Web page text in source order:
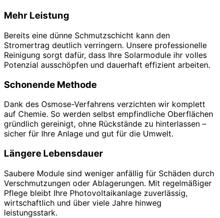
Mehr Leistung
Bereits eine dünne Schmutzschicht kann den
Stromertrag deutlich verringern. Unsere professionelle
Reinigung sorgt dafür, dass Ihre Solarmodule ihr volles
Potenzial ausschöpfen und dauerhaft effizient arbeiten.
Schonende Methode
Dank des Osmose-Verfahrens verzichten wir komplett
auf Chemie. So werden selbst empfindliche Oberflächen
gründlich gereinigt, ohne Rückstände zu hinterlassen –
sicher für Ihre Anlage und gut für die Umwelt.
Längere Lebensdauer
Saubere Module sind weniger anfällig für Schäden durch
Verschmutzungen oder Ablagerungen. Mit regelmäßiger
Pflege bleibt Ihre Photovoltaikanlage zuverlässig,
wirtschaftlich und über viele Jahre hinweg
leistungsstark.